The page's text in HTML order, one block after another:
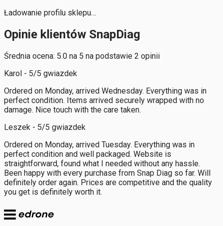
Ładowanie profilu sklepu…
Opinie klientów SnapDiag
Średnia ocena: 5.0 na 5 na podstawie 2 opinii
Karol - 5/5 gwiazdek
Ordered on Monday, arrived Wednesday. Everything was in
perfect condition. Items arrived securely wrapped with no
damage. Nice touch with the care taken.
Leszek - 5/5 gwiazdek
Ordered on Monday, arrived Tuesday. Everything was in
perfect condition and well packaged. Website is
straightforward, found what I needed without any hassle.
Been happy with every purchase from Snap Diag so far. Will
definitely order again. Prices are competitive and the quality
you get is definitely worth it.